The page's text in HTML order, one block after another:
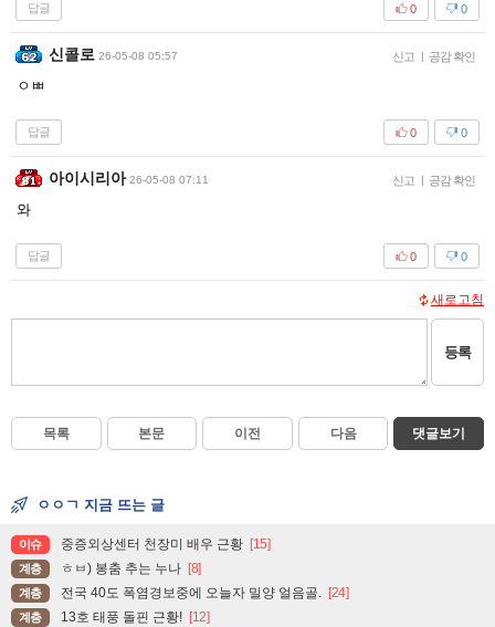
답글 0
0
신콜로 26-05-08 05:57 신고 | 공감 확인
ㅇㅃ
답글 0
0
아이시리아 26-05-08 07:11 신고 | 공감 확인
와
답글 0
0
새로고침
등록
목록 본문 이전 다음 댓글보기
ㅇㅇㄱ 지금 뜨는 글
이슈 중증외상센터 천장미 배우 근황 [15]
계층 ㅎㅂ) 봉춤 추는 누나 [8]
계층 전국 40도 폭염경보중에 오늘자 밀양 얼음골. [24]
계층 13호 태풍 돌핀 근황! [12]